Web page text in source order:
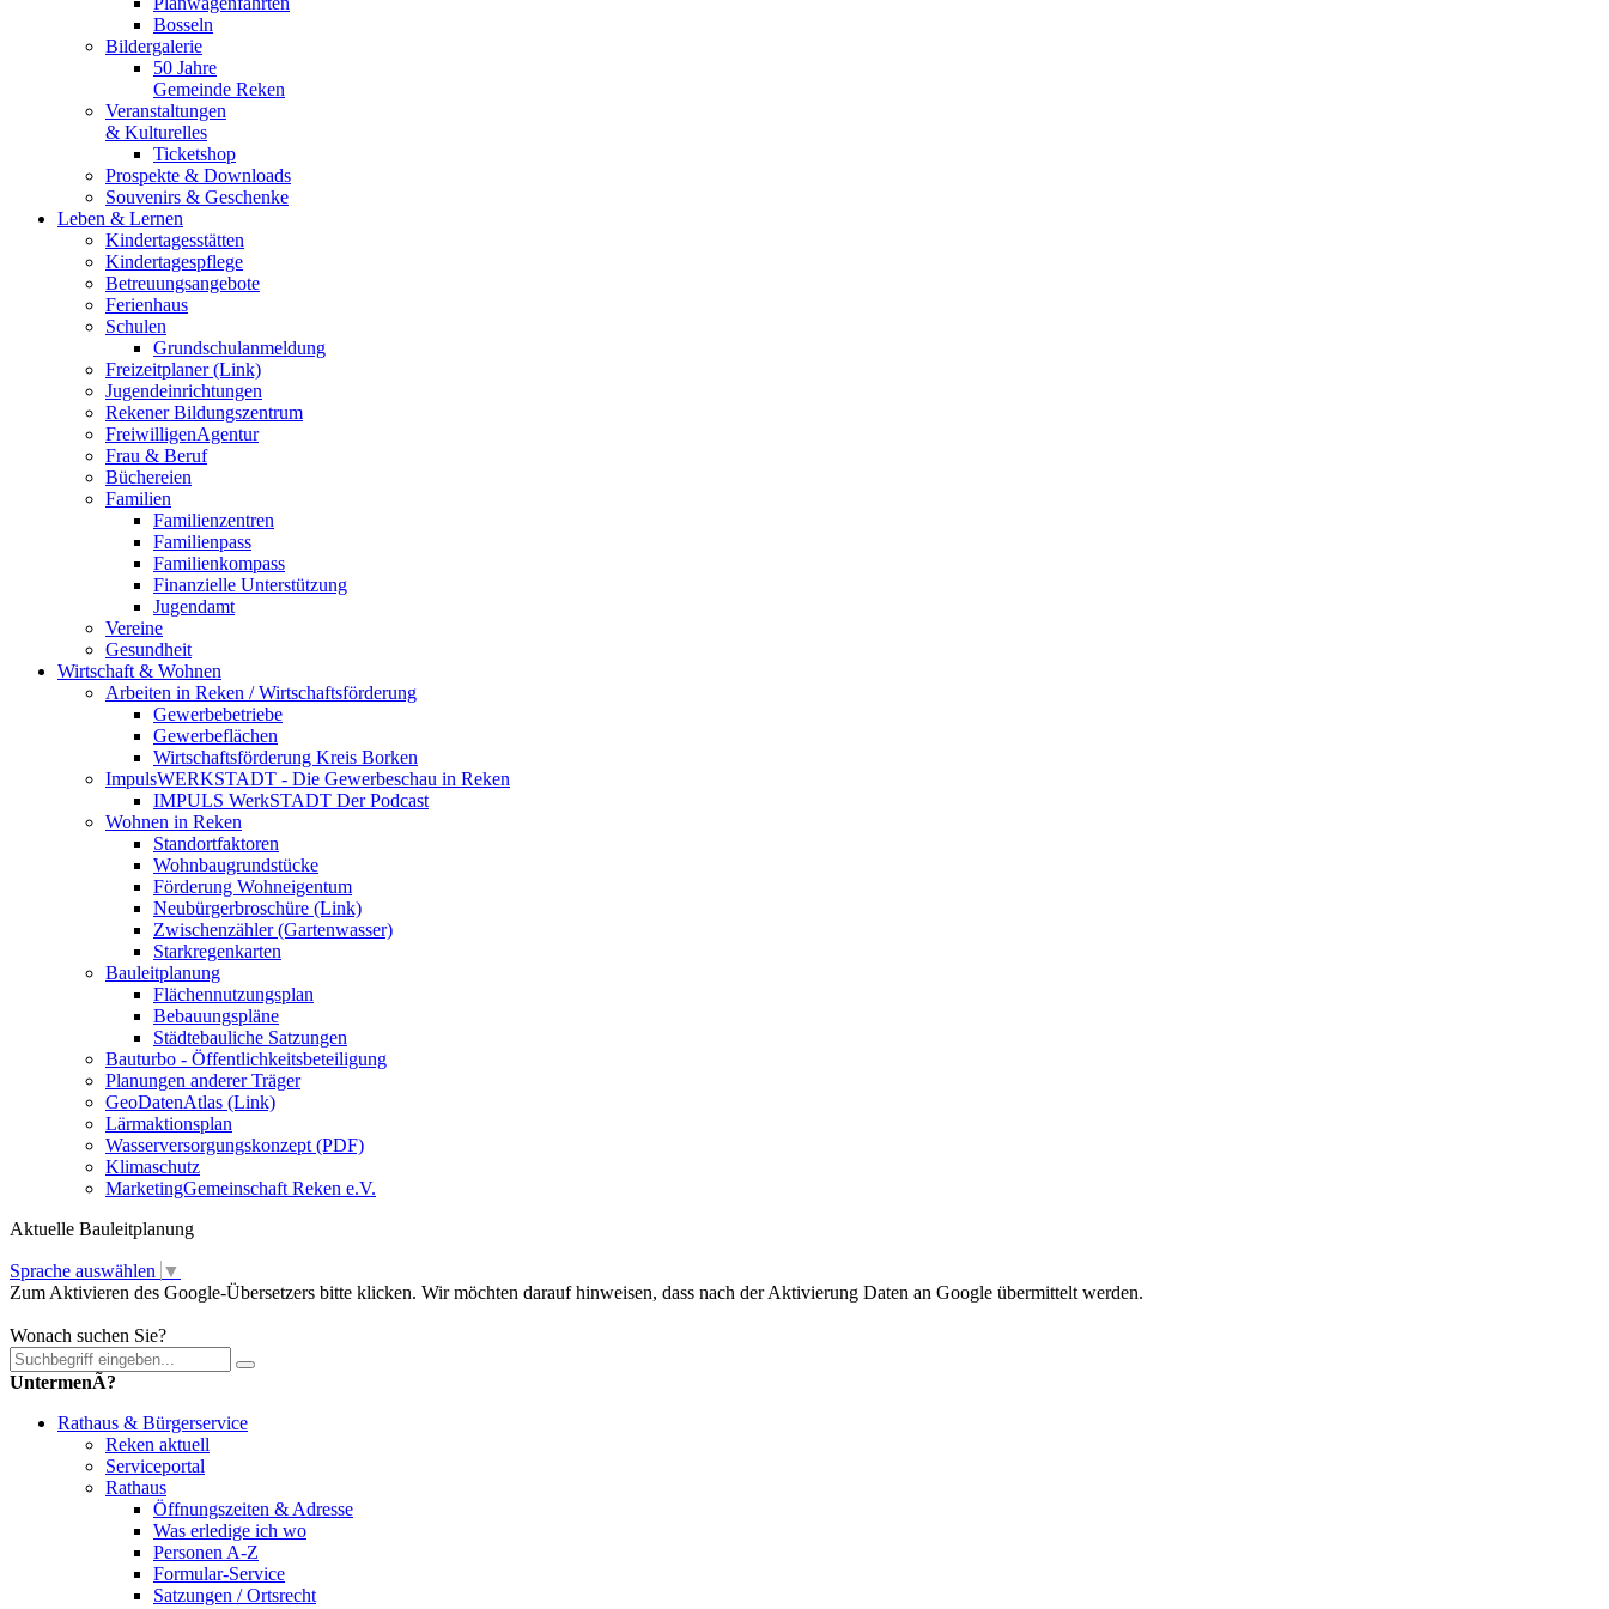
Bosseln
Bildergalerie
50 Jahre
Gemeinde Reken
Veranstaltungen
& Kulturelles
Ticketshop
Prospekte & Downloads
Souvenirs & Geschenke
Leben & Lernen
Kindertagesstätten
Kindertagespflege
Betreuungsangebote
Ferienhaus
Schulen
Grundschulanmeldung
Freizeitplaner (Link)
Jugendeinrichtungen
Rekener Bildungszentrum
FreiwilligenAgentur
Frau & Beruf
Büchereien
Familien
Familienzentren
Familienpass
Familienkompass
Finanzielle Unterstützung
Jugendamt
Vereine
Gesundheit
Wirtschaft & Wohnen
Arbeiten in Reken / Wirtschaftsförderung
Gewerbebetriebe
Gewerbeflächen
Wirtschaftsförderung Kreis Borken
ImpulsWERKSTADT - Die Gewerbeschau in Reken
IMPULS WerkSTADT Der Podcast
Wohnen in Reken
Standortfaktoren
Wohnbaugrundstücke
Förderung Wohneigentum
Neubürgerbroschüre (Link)
Zwischenzähler (Gartenwasser)
Starkregenkarten
Bauleitplanung
Flächennutzungsplan
Bebauungspläne
Städtebauliche Satzungen
Bauturbo - Öffentlichkeitsbeteiligung
Planungen anderer Träger
GeoDatenAtlas (Link)
Lärmaktionsplan
Wasserversorgungskonzept (PDF)
Klimaschutz
MarketingGemeinschaft Reken e.V.
Aktuelle Bauleitplanung
Sprache auswählen ▼
Zum Aktivieren des Google-Übersetzers bitte klicken. Wir möchten darauf hinweisen, dass nach der Aktivierung Daten an Google übermittelt werden.
Wonach suchen Sie?
UntermenÃ?
Rathaus & Bürgerservice
Reken aktuell
Serviceportal
Rathaus
Öffnungszeiten & Adresse
Was erledige ich wo
Personen A-Z
Formular-Service
Satzungen / Ortsrecht